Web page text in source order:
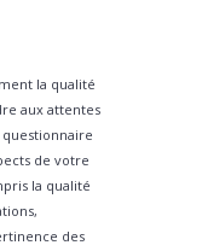
la qualité
aux attentes
questionnaire
de votre
la qualité
des